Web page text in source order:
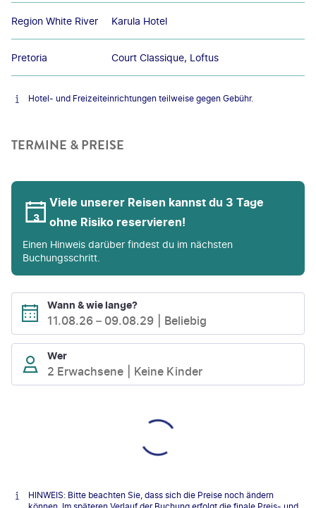
Region White River Karula Hotel
Pretoria Court Classique, Loftus
Hotel- und Freizeiteinrichtungen teilweise gegen Gebühr.
TERMINE & PREISE
Viele unserer Reisen kannst du 3 Tage
ohne Risiko reservieren!
Einen Hinweis darüber findest du im nächsten
Buchungsschritt.
Wann & wie lange?
11.08.26 – 09.08.29 Beliebig
Wer
2 Erwachsene Keine Kinder
HINWEIS: Bitte beachten Sie, dass sich die Preise noch ändern